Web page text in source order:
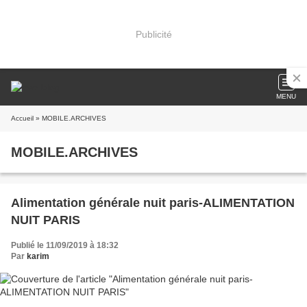
Publicité
MENU
Accueil » MOBILE.ARCHIVES
MOBILE.ARCHIVES
Alimentation générale nuit paris-ALIMENTATION
NUIT PARIS
Publié le 11/09/2019 à 18:32
Par karim